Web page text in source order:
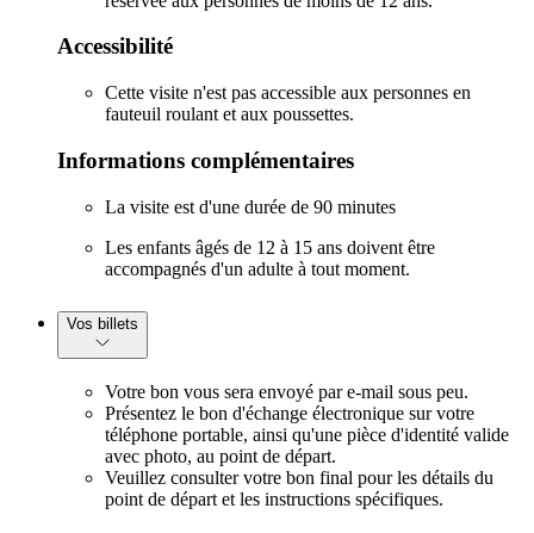
Accessibilité
Cette visite n'est pas accessible aux personnes en
fauteuil roulant et aux poussettes.
Informations complémentaires
La visite est d'une durée de 90 minutes
Les enfants âgés de 12 à 15 ans doivent être
accompagnés d'un adulte à tout moment.
Vos billets
Votre bon vous sera envoyé par e-mail sous peu.
Présentez le bon d'échange électronique sur votre
téléphone portable, ainsi qu'une pièce d'identité valide
avec photo, au point de départ.
Veuillez consulter votre bon final pour les détails du
point de départ et les instructions spécifiques.